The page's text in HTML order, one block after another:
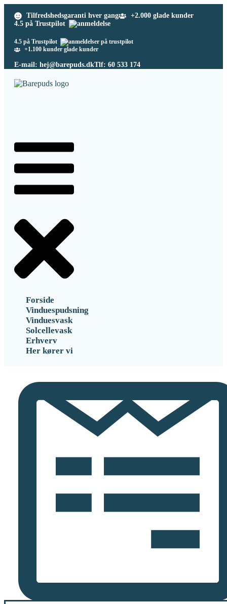
Tilfredshedsgaranti hver gang
+2.000 glade kunder
4.5 på Trustpilot
4.5 på Trustpilot
+1.100 kunder glade kunder
E-mail: hej@barepuds.dkTlf: 60 533 174
Forside
Vinduespudsning
Vinduesvask
Solcellevask
Erhverv
Her kører vi